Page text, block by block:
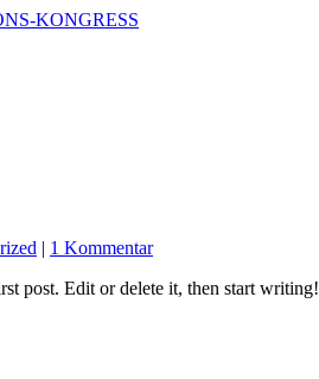
| 1 Kommentar
post. Edit or delete it, then start writing!